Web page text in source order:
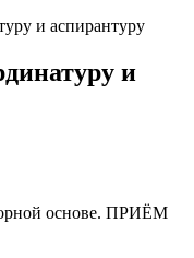
и аспирантуру
и
основе. ПРИЁМ